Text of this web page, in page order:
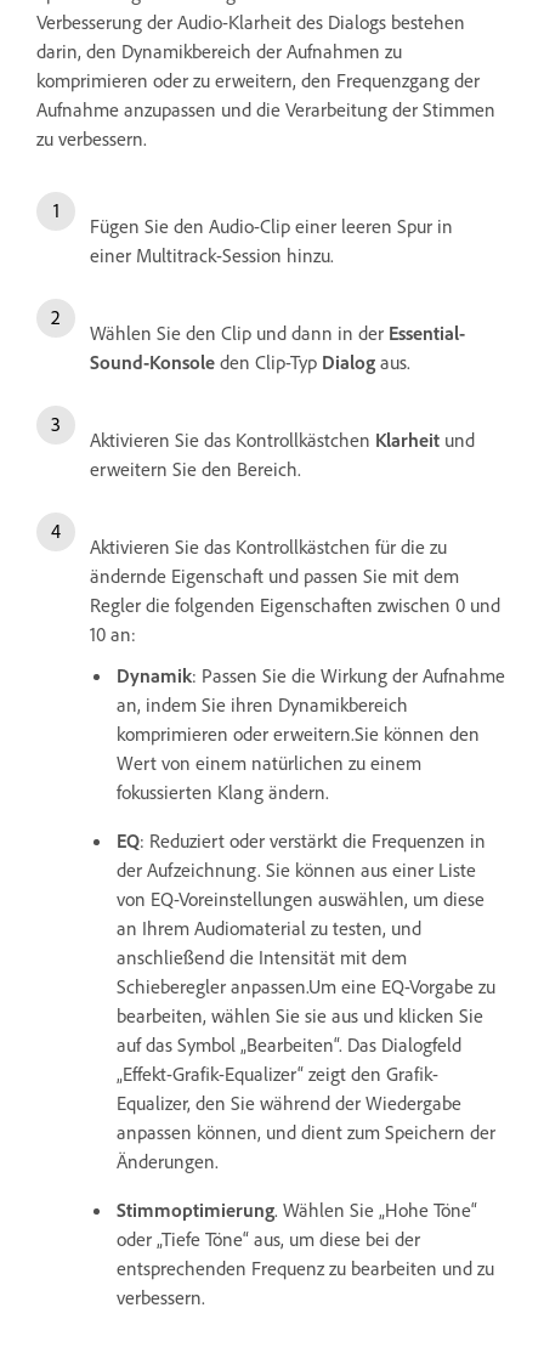
Verbesserung der Audio-Klarheit des Dialogs bestehen
darin, den Dynamikbereich der Aufnahmen zu
komprimieren oder zu erweitern, den Frequenzgang der
Aufnahme anzupassen und die Verarbeitung der Stimmen
zu verbessern.
Fügen Sie den Audio-Clip einer leeren Spur in
einer Multitrack-Session hinzu.
Wählen Sie den Clip und dann in der Essential-
Sound-Konsole den Clip-Typ Dialog aus.
Aktivieren Sie das Kontrollkästchen Klarheit und
erweitern Sie den Bereich.
Aktivieren Sie das Kontrollkästchen für die zu
ändernde Eigenschaft und passen Sie mit dem
Regler die folgenden Eigenschaften zwischen 0 und
10 an:
Dynamik: Passen Sie die Wirkung der Aufnahme
an, indem Sie ihren Dynamikbereich
komprimieren oder erweitern.Sie können den
Wert von einem natürlichen zu einem
fokussierten Klang ändern.
EQ: Reduziert oder verstärkt die Frequenzen in
der Aufzeichnung. Sie können aus einer Liste
von EQ-Voreinstellungen auswählen, um diese
an Ihrem Audiomaterial zu testen, und
anschließend die Intensität mit dem
Schieberegler anpassen.Um eine EQ-Vorgabe zu
bearbeiten, wählen Sie sie aus und klicken Sie
auf das Symbol „Bearbeiten“. Das Dialogfeld
„Effekt-Grafik-Equalizer“ zeigt den Grafik-
Equalizer, den Sie während der Wiedergabe
anpassen können, und dient zum Speichern der
Änderungen.
Stimmoptimierung. Wählen Sie „Hohe Töne“
oder „Tiefe Töne“ aus, um diese bei der
entsprechenden Frequenz zu bearbeiten und zu
verbessern.